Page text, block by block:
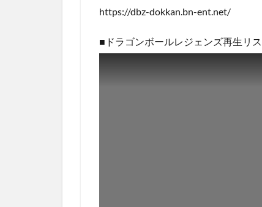
https://dbz-dokkan.bn-ent.net/
■ドラゴンボールレジェンズ再生リス